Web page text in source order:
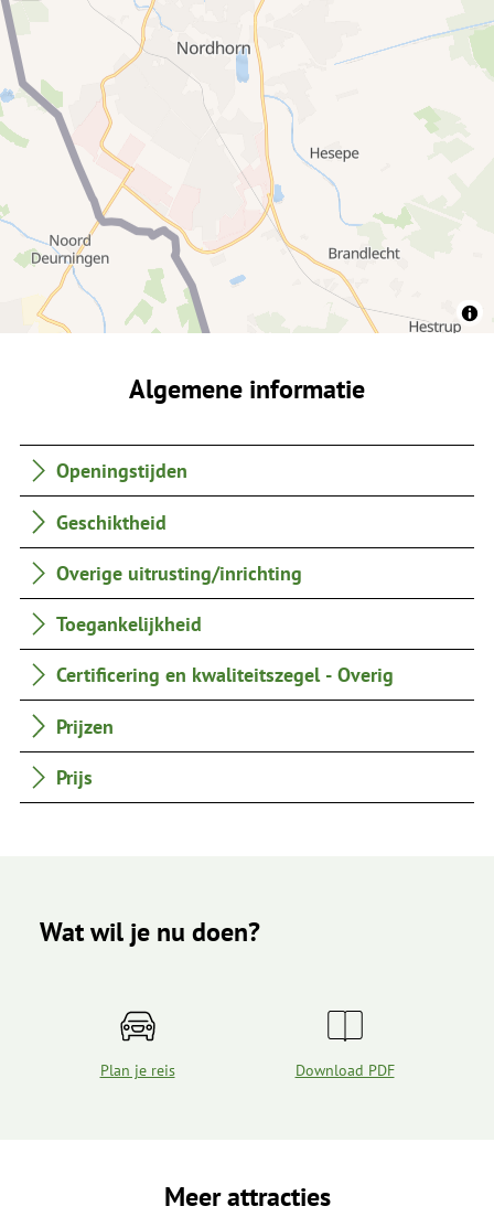
Algemene informatie
Openingstijden
Geschiktheid
Overige uitrusting/inrichting
Toegankelijkheid
Certificering en kwaliteitszegel - Overig
Prijzen
Prijs
Wat wil je nu doen?
Plan je reis Download PDF
Meer attracties